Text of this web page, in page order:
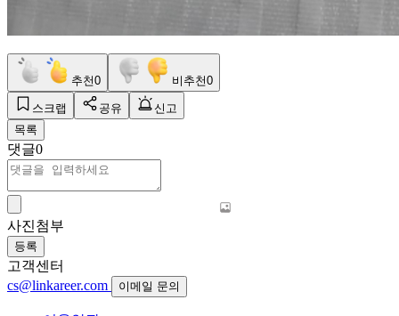
추천0 비추천0
스크랩 공유
신고
목록
댓글0
사진첨부
등록
고객센터
cs@linkareer.com
이메일 문의